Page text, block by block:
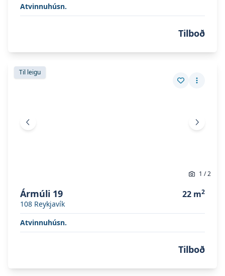
Atvinnuhúsn.
Tilboð
Skoða eignina
Til leigu
Vista eign
Fleiri
Skoða eignina
Fyrri mynd Næsta
1 /2
Ármúli 19
108 Reykjavík
22 m2
Atvinnuhúsn.
Tilboð